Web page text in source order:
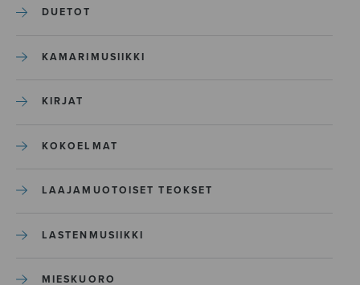
DUETOT
KAMARIMUSIIKKI
KIRJAT
KOKOELMAT
LAAJAMUOTOISET TEOKSET
LASTENMUSIIKKI
MIESKUORO